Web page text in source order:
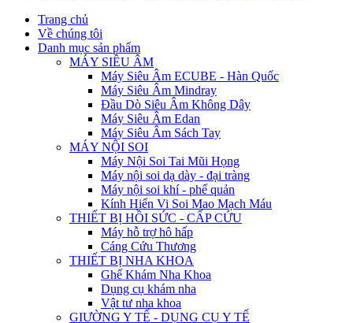
Trang chủ
Về chúng tôi
Danh mục sản phẩm
MÁY SIÊU ÂM
Máy Siêu Âm ECUBE - Hàn Quốc
Máy Siêu Âm Mindray
Đầu Dò Siêu Âm Không Dây
Máy Siêu Âm Edan
Máy Siêu Âm Sách Tay
MÁY NỘI SOI
Máy Nội Soi Tai Mũi Họng
Máy nội soi dạ dày - đại tràng
Máy nội soi khí - phế quản
Kính Hiển Vi Soi Mao Mạch Máu
THIẾT BỊ HỒI SỨC - CẤP CỨU
Máy hỗ trợ hô hấp
Cáng Cứu Thương
THIẾT BỊ NHA KHOA
Ghế Khám Nha Khoa
Dụng cụ khám nha
Vật tư nha khoa
GIƯỜNG Y TẾ - DỤNG CỤ Y TẾ